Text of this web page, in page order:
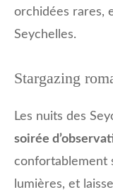
orchidées rares,
Seychelles.
Stargazing
Les nuits des
soirée
confortablement
lumières, et